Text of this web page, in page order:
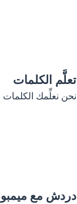
تعلَّم الكلمات
نحن نعلِّمك الكلمات
دردش مع